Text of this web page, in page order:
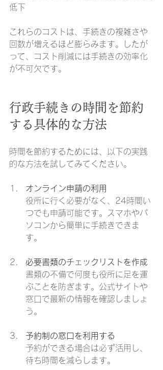
低下
これらのコストは、手続きの複雑さや
回数が増えるほど膨らみます。したが
って、コスト削減には手続きの効率化
が不可欠です。
行政手続きの時間を節約
する具体的な方法
時間を節約するためには、以下の実践
的な方法を試してみてください。
オンライン申請の利用
役所に行く必要がなく、24時間い
つでも申請可能です。スマホやパ
ソコンから簡単に手続きできま
す。
必要書類のチェックリストを作成
書類の不備で何度も役所に足を運
ぶことを防ぎます。公式サイトや
窓口で最新の情報を確認しましょ
う。
予約制の窓口を利用する
予約ができる場合は必ず活用し、
待ち時間を減らします。